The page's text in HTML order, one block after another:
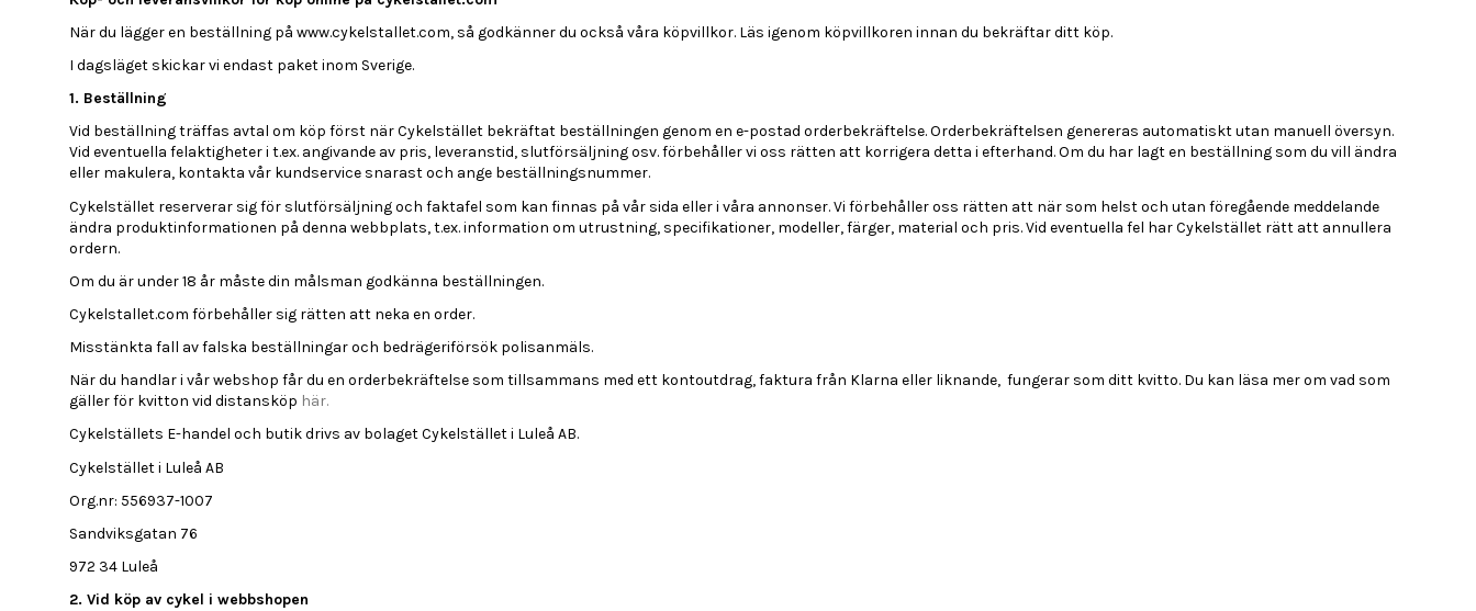
När du lägger en beställning på www.cykelstallet.com, så godkänner du också våra köpvillkor. Läs igenom köpvillkoren innan du bekräftar ditt köp.
I dagsläget skickar vi endast paket inom Sverige.
1. Beställning
Vid beställning träffas avtal om köp först när Cykelstället bekräftat beställningen genom en e-postad orderbekräftelse. Orderbekräftelsen genereras automatiskt utan manuell översyn.
Vid eventuella felaktigheter i t.ex. angivande av pris, leveranstid, slutförsäljning osv. förbehåller vi oss rätten att korrigera detta i efterhand. Om du har lagt en beställning som du vill ändra
eller makulera, kontakta vår kundservice snarast och ange beställningsnummer.
Cykelstället reserverar sig för slutförsäljning och faktafel som kan finnas på vår sida eller i våra annonser. Vi förbehåller oss rätten att när som helst och utan föregående meddelande
ändra produktinformationen på denna webbplats, t.ex. information om utrustning, specifikationer, modeller, färger, material och pris. Vid eventuella fel har Cykelstället rätt att annullera
ordern.
Om du är under 18 år måste din målsman godkänna beställningen.
Cykelstallet.com förbehåller sig rätten att neka en order.
Misstänkta fall av falska beställningar och bedrägeriförsök polisanmäls.
När du handlar i vår webshop får du en orderbekräftelse som tillsammans med ett kontoutdrag, faktura från Klarna eller liknande, fungerar som ditt kvitto. Du kan läsa mer om vad som
gäller för kvitton vid distansköp här.
Cykelställets E-handel och butik drivs av bolaget Cykelstället i Luleå AB.
Cykelstället i Luleå AB
Org.nr: 556937-1007
Sandviksgatan 76
972 34 Luleå
2. Vid köp av cykel i webbshopen